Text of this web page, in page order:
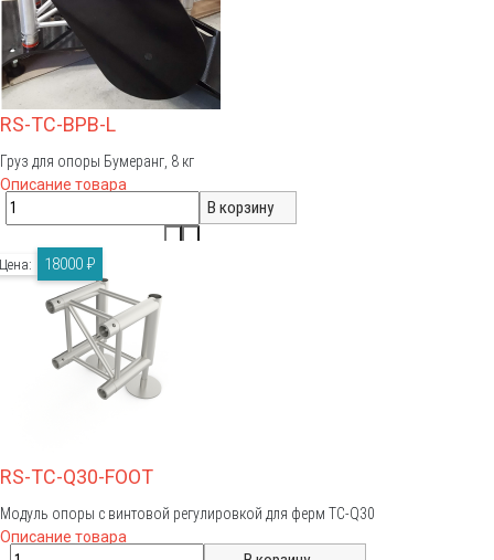
RS-TC-BPB-L
Груз для опоры Бумеранг, 8 кг
Описание товара
RS-TC-Q30-FOOT
Модуль опоры с винтовой регулировкой для ферм TC-Q30
Описание товара
Цена: 18000 ₽